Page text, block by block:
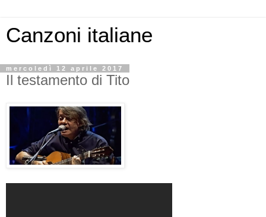
Canzoni italiane
mercoledì 12 aprile 2017
Il testamento di Tito